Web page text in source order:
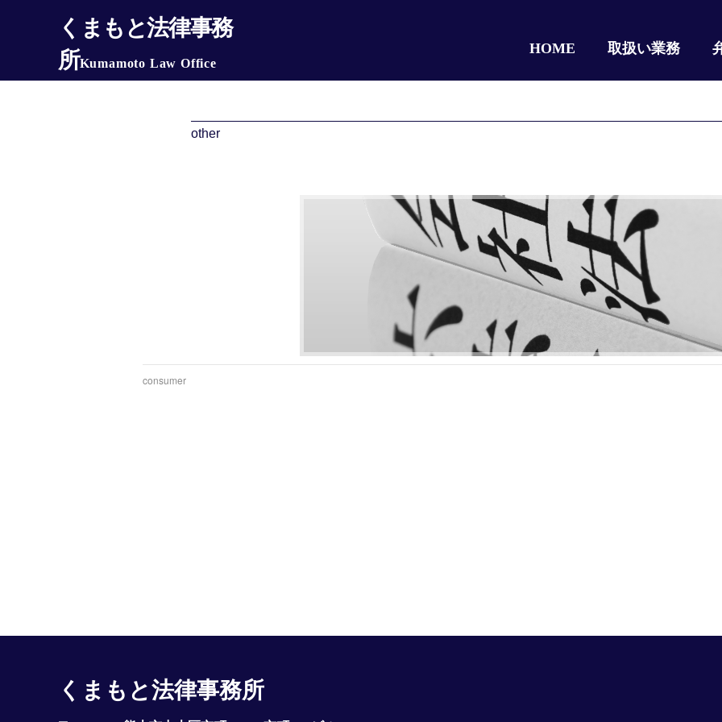
くまもと法律事務
所
HOME 取扱い業務
other
consumer
くまもと法律事務所